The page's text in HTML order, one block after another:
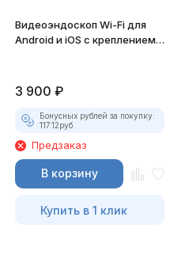
Видеоэндоскоп Wi-Fi для
Android и iOS с креплением
3 900 ₽
Бонусных рублей за покупку:
117.12руб.
Предзаказ
В корзину
Купить в 1 клик